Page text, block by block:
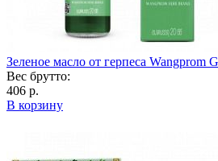
Зеленое масло от герпеса Wangprom
Вес брутто:
406 р.
В корзину